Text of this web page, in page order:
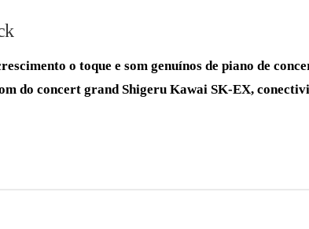
o toque e som genuínos de piano de
do concert grand Shigeru Kawai SK-EX,